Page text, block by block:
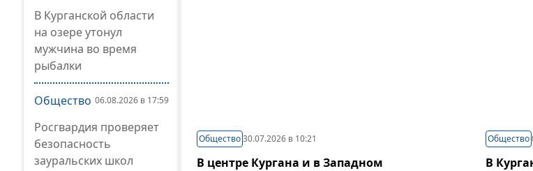
В Курганской области
на озере утонул
мужчина во время
рыбалки
Общество 06.08.2026 в 17:59
Росгвардия проверяет
безопасность
зауральских школ
Общество30.07.2026 в 10:21
В центре Кургана и в Западном
Общество
В